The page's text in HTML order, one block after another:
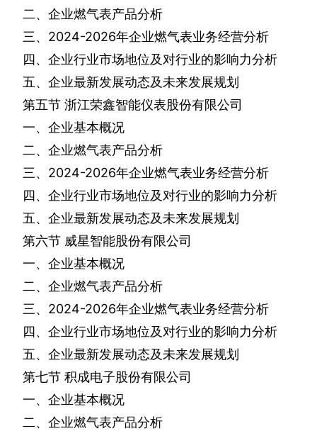
二、企业燃气表产品分析
三、 2024-2026年企业燃气表业务经营分析
四、企业行业市场地位及对行业的影响力分析
五、企业最新发展动态及未来发展规划
第五节 浙江荣鑫智能仪表股份有限公司
一、企业基本概况
二、企业燃气表产品分析
三、 2024-2026年企业燃气表业务经营分析
四、企业行业市场地位及对行业的影响力分析
五、企业最新发展动态及未来发展规划
第六节 威星智能股份有限公司
一、企业基本概况
二、企业燃气表产品分析
三、 2024-2026年企业燃气表业务经营分析
四、企业行业市场地位及对行业的影响力分析
五、企业最新发展动态及未来发展规划
第七节 积成电子股份有限公司
一、企业基本概况
二、企业燃气表产品分析